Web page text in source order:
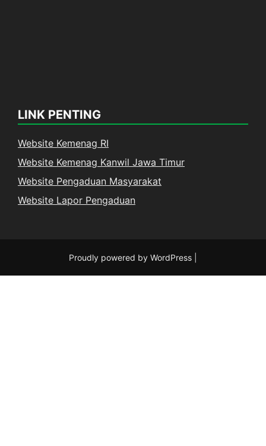
LINK PENTING
Website Kemenag RI
Website Kemenag Kanwil Jawa Timur
Website Pengaduan Masyarakat
Website Lapor Pengaduan
Proudly powered by WordPress